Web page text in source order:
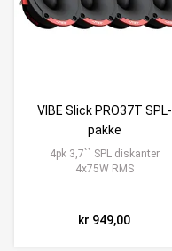
VIBE Slick PRO37T SPL-
pakke
4pk 3,7`` SPL diskanter
4x75W RMS
kr 949,00